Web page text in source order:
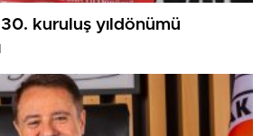
kuruluş yıldönümü